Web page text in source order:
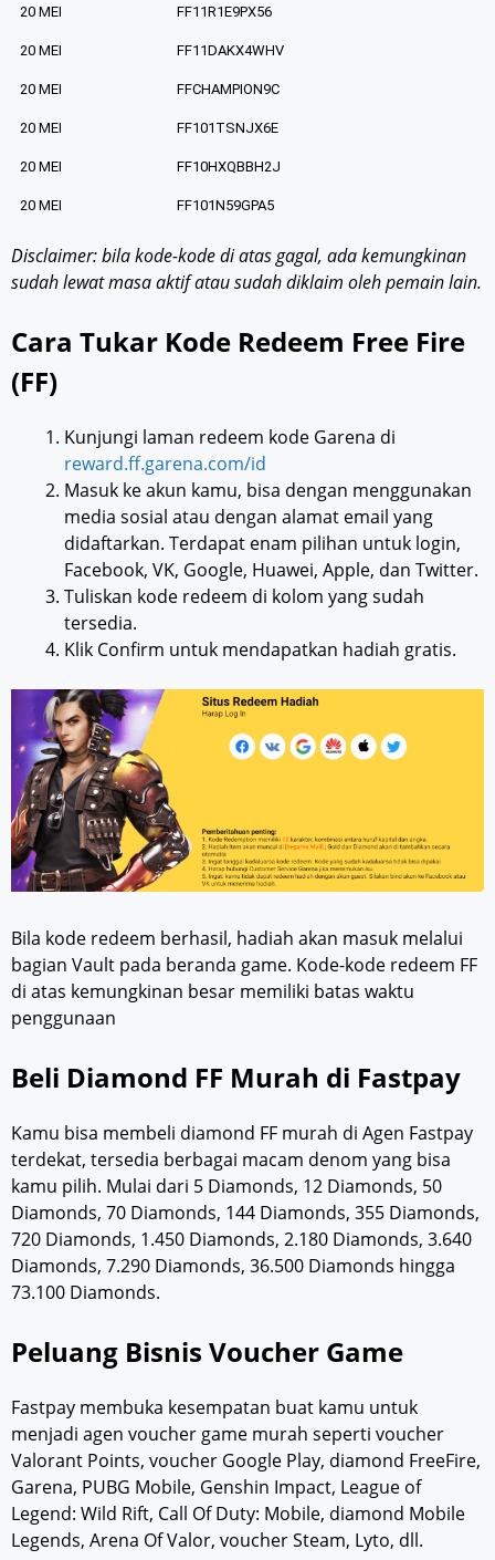
20 MEI FF11R1E9PX56
20 MEI FF11DAKX4WHV
20 MEI FFCHAMPION9C
20 MEI FF101TSNJX6E
20 MEI FF10HXQBBH2J
20 MEI FF101N59GPA5
Disclaimer: bila kode-kode di atas gagal, ada kemungkinan
sudah lewat masa aktif atau sudah diklaim oleh pemain lain.
Cara Tukar Kode Redeem Free Fire
(FF)
Kunjungi laman redeem kode Garena di
reward.ff.garena.com/id
Masuk ke akun kamu, bisa dengan menggunakan
media sosial atau dengan alamat email yang
didaftarkan. Terdapat enam pilihan untuk login,
Facebook, VK, Google, Huawei, Apple, dan Twitter.
Tuliskan kode redeem di kolom yang sudah
tersedia.
Klik Confirm untuk mendapatkan hadiah gratis.
Bila kode redeem berhasil, hadiah akan masuk melalui
bagian Vault pada beranda game. Kode-kode redeem FF
di atas kemungkinan besar memiliki batas waktu
penggunaan
Beli Diamond FF Murah di Fastpay
Kamu bisa membeli diamond FF murah di Agen Fastpay
terdekat, tersedia berbagai macam denom yang bisa
kamu pilih. Mulai dari 5 Diamonds, 12 Diamonds, 50
Diamonds, 70 Diamonds, 144 Diamonds, 355 Diamonds,
720 Diamonds, 1.450 Diamonds, 2.180 Diamonds, 3.640
Diamonds, 7.290 Diamonds, 36.500 Diamonds hingga
73.100 Diamonds.
Peluang Bisnis Voucher Game
Fastpay membuka kesempatan buat kamu untuk
menjadi agen voucher game murah seperti voucher
Valorant Points, voucher Google Play, diamond FreeFire,
Garena, PUBG Mobile, Genshin Impact, League of
Legend: Wild Rift, Call Of Duty: Mobile, diamond Mobile
Legends, Arena Of Valor, voucher Steam, Lyto, dll.